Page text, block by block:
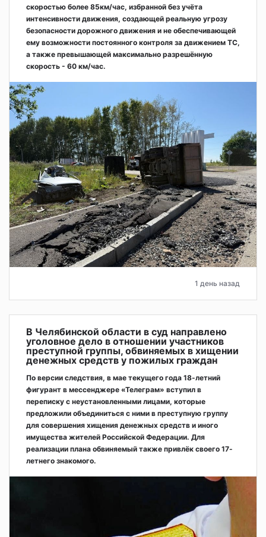
скоростью более 85км/час, избранной без учёта
интенсивности движения, создающей реальную угрозу
безопасности дорожного движения и не обеспечивающей
ему возможности постоянного контроля за движением ТС,
а также превышающей максимально разрешённую
скорость - 60 км/час.
1 день назад
В Челябинской области в суд направлено
уголовное дело в отношении участников
преступной группы, обвиняемых в хищении
денежных средств у пожилых граждан
По версии следствия, в мае текущего года 18-летний
фигурант в мессенджере «Телеграм» вступил в
переписку с неустановленными лицами, которые
предложили объединиться с ними в преступную группу
для совершения хищения денежных средств и иного
имущества жителей Российской Федерации. Для
реализации плана обвиняемый также привлёк своего 17-
летнего знакомого.